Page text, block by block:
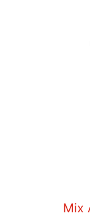
Mix